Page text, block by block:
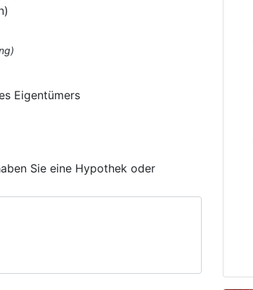
Eigentümers
Sie eine Hypothek oder